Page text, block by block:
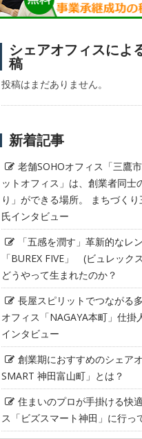
シェアオフィスによ
稿
投稿はまだありません。
新着記事
老舗SOHOオフィス「三鷹
ットオフィス」は、創業者同士
り」ができる場所。 まちづく
氏インタビュー
「五感を潤す」革新的なレ
「BUREX FIVE」 (ビュレック
どうやって生まれたのか？
長屋スピリットでつながる
オフィス「NAGAYA本町」仕掛
インタビュー
創業期におすすめのシェア
SMART 神田富山町」とは？
住まいのプロが手掛ける快
ス「ビズスマート神田」に行っ